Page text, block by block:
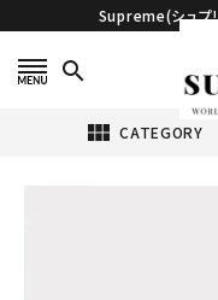
Supreme(シュ
search
view_module CATEGORY